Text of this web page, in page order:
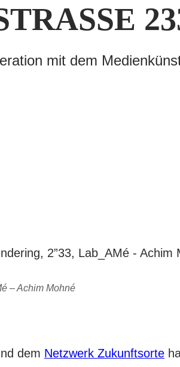
233
mit dem
– Achim Mohné
dem Netzwerk Zukunftsorte